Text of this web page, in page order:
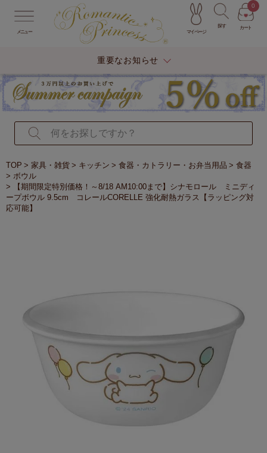
メニュー マイページ
探す カート
0
重要なお知らせ
TOP 家具・雑貨 キッチン 食器・カトラリー・お弁当用品
食器
ボウル
【期間限定特別価格！～8/18 AM10:00まで】シナモロール ミニディ
ープボウル 9.5cm コレールCORELLE 強化耐熱ガラス【ラッピング対
応可能】